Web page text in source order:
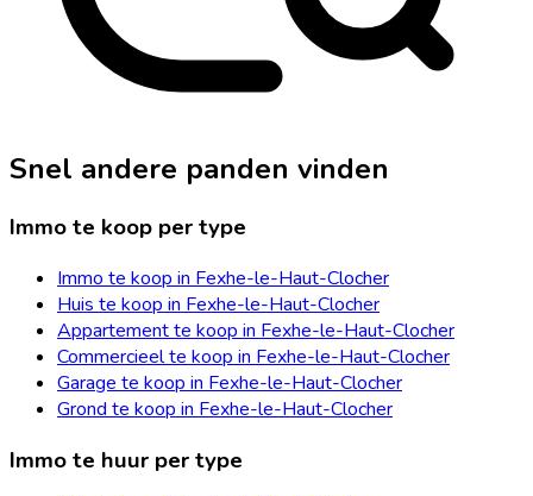
Snel andere panden vinden
Immo te koop per type
Immo te koop in Fexhe-le-Haut-Clocher
Huis te koop in Fexhe-le-Haut-Clocher
Appartement te koop in Fexhe-le-Haut-Clocher
Commercieel te koop in Fexhe-le-Haut-Clocher
Garage te koop in Fexhe-le-Haut-Clocher
Grond te koop in Fexhe-le-Haut-Clocher
Immo te huur per type